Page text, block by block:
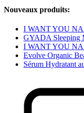
Nouveaux produits:
I WANT YOU
GYADA Sleeping
I WANT YOU
Evolve Organic
Sérum Hydratant